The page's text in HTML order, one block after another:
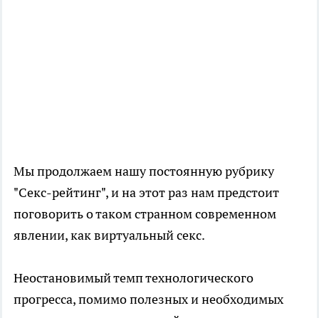
Мы продолжаем нашу постоянную рубрику
"Секс-рейтинг", и на этот раз нам предстоит
поговорить о таком странном современном
явлении, как виртуальный секс.
Неостановимый темп технологического
прогресса, помимо полезных и необходимых